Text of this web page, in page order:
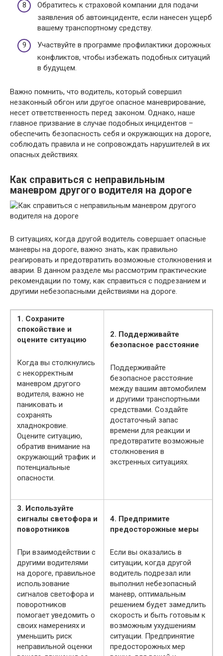
Обратитесь к страховой компании для подачи
заявления об автоинциденте, если нанесен ущерб
вашему транспортному средству.
Участвуйте в программе профилактики дорожных
конфликтов, чтобы избежать подобных ситуаций
в будущем.
Важно помнить, что водитель, который совершил
незаконный обгон или другое опасное маневрирование,
несет ответственность перед законом. Однако, наше
главное призвание в случае подобных инцидентов –
обеспечить безопасность себя и окружающих на дороге,
соблюдать правила и не сопровождать нарушителей в их
опасных действиях.
Как справиться с неправильным
маневром другого водителя на дороге
В ситуациях, когда другой водитель совершает опасные
маневры на дороге, важно знать, как правильно
реагировать и предотвратить возможные столкновения и
аварии. В данном разделе мы рассмотрим практические
рекомендации по тому, как справиться с подрезанием и
другими небезопасными действиями на дороге.
1. Сохраните
спокойствие и
оцените ситуацию
Когда вы столкнулись
с некорректным
маневром другого
водителя, важно не
паниковать и
сохранять
хладнокровие.
Оцените ситуацию,
обратив внимание на
окружающий трафик и
потенциальные
опасности.
2. Поддерживайте
безопасное расстояние
Поддерживайте
безопасное расстояние
между вашим автомобилем
и другими транспортными
средствами. Создайте
достаточный запас
времени для реакции и
предотвратите возможные
столкновения в
экстренных ситуациях.
3. Используйте
сигналы светофора и
поворотников
При взаимодействии с
другими водителями
на дороге, правильное
использование
сигналов светофора и
поворотников
помогает уведомить о
своих намерениях и
уменьшить риск
неправильной оценки
4. Предпримите
предосторожные меры
Если вы оказались в
ситуации, когда другой
водитель подрезал или
выполнил небезопасный
маневр, оптимальным
решением будет замедлить
скорость и быть готовым к
возможным ухудшениям
ситуации. Предпринятие
предосторожных мер